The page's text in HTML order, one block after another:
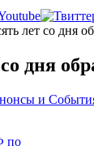
лет со дня
дня
и